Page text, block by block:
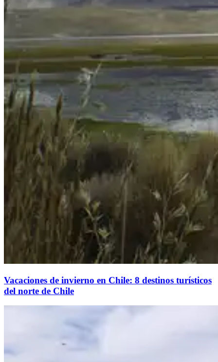
Vacaciones de invierno en Chile: 8 destinos turísticos
del norte de Chile